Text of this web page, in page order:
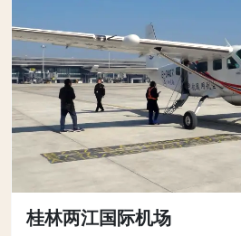
桂林两江国际机场